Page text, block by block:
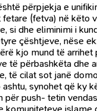
përpjekja e
(fetva) në këto
si dhe eliminimi i
çështjeve, nëse
kjo mund të arrihet
të përbashkëta dhe
të cilat sot janë
synohet që ky
për push- tetin